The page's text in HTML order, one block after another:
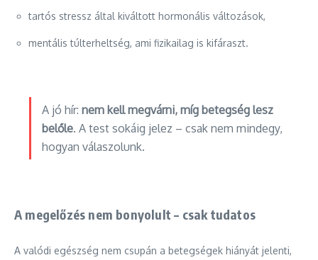
tartós stressz által kiváltott hormonális változások,
mentális túlterheltség, ami fizikailag is kifáraszt.
A jó hír: nem kell megvárni, míg betegség lesz
belőle. A test sokáig jelez – csak nem mindegy,
hogyan válaszolunk.
A megelőzés nem bonyolult – csak tudatos
A valódi egészség nem csupán a betegségek hiányát jelenti,